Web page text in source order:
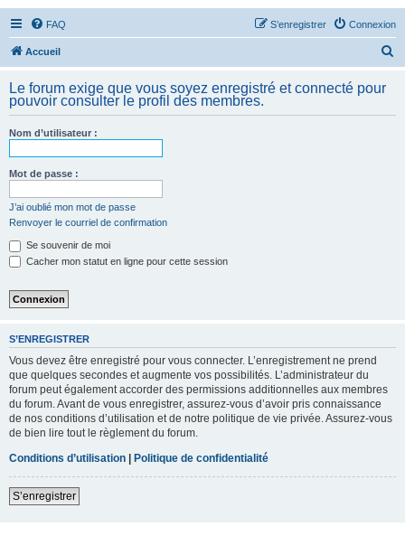
FAQ Connexion
S’enregistrer
Accueil
h
Le forum exige que vous soyez enregistré et connecté pour
pouvoir consulter le profil des membres.
Nom d’utilisateur :
Mot de passe :
J’ai oublié mon mot de passe
Renvoyer le courriel de confirmation
Se souvenir de moi
Cacher mon statut en ligne pour cette session
S’ENREGISTRER
Vous devez être enregistré pour vous connecter. L’enregistrement ne prend
que quelques secondes et augmente vos possibilités. L’administrateur du
forum peut également accorder des permissions additionnelles aux membres
du forum. Avant de vous enregistrer, assurez-vous d’avoir pris connaissance
de nos conditions d’utilisation et de notre politique de vie privée. Assurez-vous
de bien lire tout le règlement du forum.
Conditions d’utilisation | Politique de confidentialité
S’enregistrer